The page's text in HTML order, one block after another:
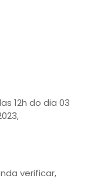
12h do dia 03
verificar,